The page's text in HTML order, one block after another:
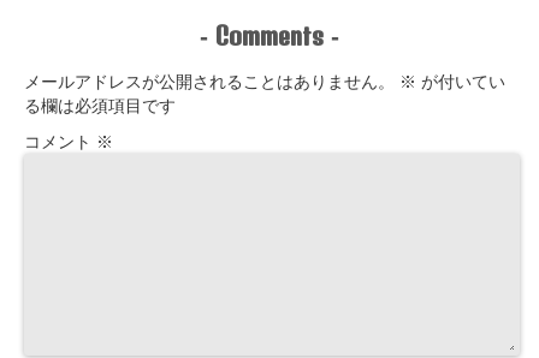
- Comments -
メールアドレスが公開されることはありません。 ※ が付いてい
る欄は必須項目です
コメント ※